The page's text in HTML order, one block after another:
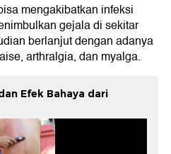
mengakibatkan infeksi
gejala di sekitar
berlanjut dengan adanya
arthralgia, dan myalga.
Efek Bahaya dari